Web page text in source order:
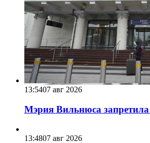
13:5407 авг 2026
Мэрия Вильнюса
13:4807 авг 2026